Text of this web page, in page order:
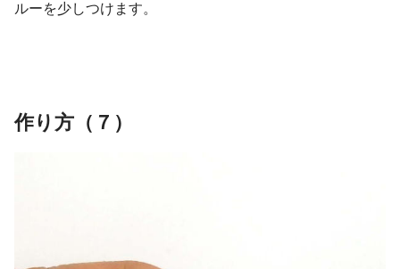
ルーを少しつけます。
作り方（７）